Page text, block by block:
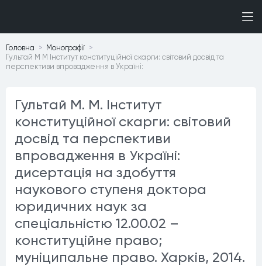
Головна
Монографiї
Гультай М М Інститут конституційної скарги: світовий досвід та
перспективи впровадження в Україні:
Гультай М. М. Інститут
конституційної скарги: світовий
досвід та перспективи
впровадження в Україні:
дисертація на здобуття
наукового ступеня доктора
юридичних наук за
спеціальністю 12.00.02 –
конституційне право;
муніципальне право. Харків, 2014.